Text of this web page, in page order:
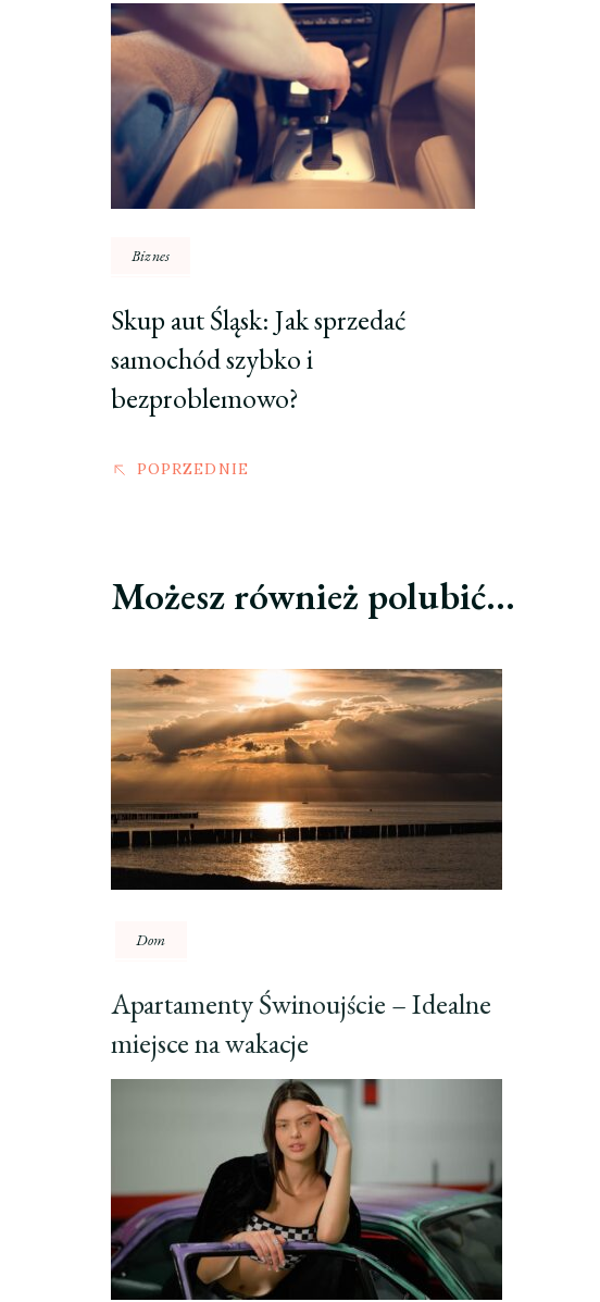
Nawigacja
wpisu
Biznes
Skup aut Śląsk: Jak sprzedać
samochód szybko i
bezproblemowo?
POPRZEDNIE
Możesz również polubić…
Dom
Apartamenty Świnoujście – Idealne
miejsce na wakacje